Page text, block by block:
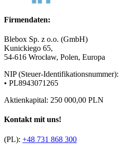
Firmendaten:
Blebox Sp. z o.o. (GmbH)
Kunickiego 65,
54-616 Wrocław, Polen, Europa
NIP (Steuer-Identifikationsnummer):
• PL8943071265
Aktienkapital: 250 000,00 PLN
Kontakt mit uns!
(PL): +48 731 868 300